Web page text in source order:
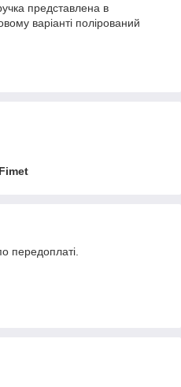
представлена в
варіанті полірований
Fimet
передоплаті.